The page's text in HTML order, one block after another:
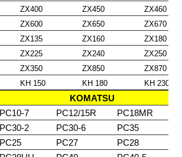
ZX400 ZX450
ZX460
ZX600 ZX650
ZX670
ZX135 ZX160
ZX180
ZX225 ZX240
ZX250
ZX350 ZX850
ZX870
KH 150 KH 180 KH 230
KOMATSU
PC10-7 PC12/15R
PC18MR
PC30-2 PC30-6
PC35
PC25 PC27
PC28